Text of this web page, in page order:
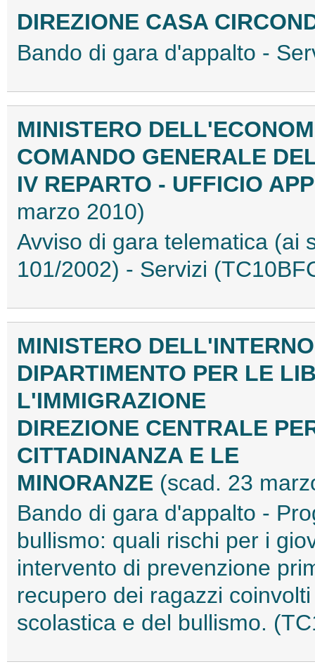
DIREZIONE CASA
Bando di gara d'appalto -
MINISTERO
COMANDO GENERALE
IV REPARTO - UFFICIO
marzo 2010)
Avviso di gara telematica (ai
101/2002) - Servizi
MINISTERO DELL'INTERNO
DIPARTIMENTO PER LE
L'IMMIGRAZIONE
DIREZIONE CENTRALE
CITTADINANZA E LE
MINORANZE (scad. 23
Bando di gara d'appalto -
bullismo: quali rischi per i
intervento di prevenzione
recupero dei ragazzi
scolastica e del bullismo.